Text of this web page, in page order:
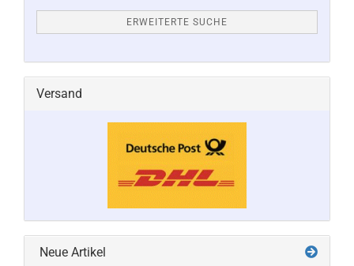
ERWEITERTE SUCHE
Versand
Neue Artikel